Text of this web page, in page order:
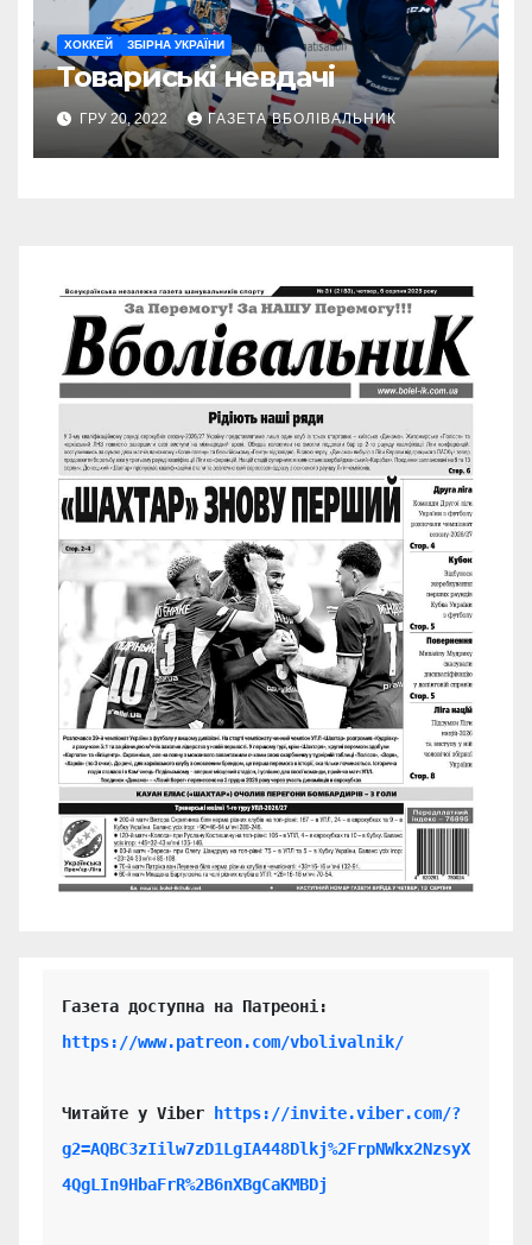
ХОККЕЙ ЗБІРНА УКРАЇНИ
Товариські невдачі
ГРУ 20, 2022 ГАЗЕТА ВБОЛІВАЛЬНИК
https://www.patreon.com/vbolivalnik/
Читайте у Viber
https://invite.viber.com/?
g2=AQBC3zIilw7zD1LgIA448Dlkj%2FrpNWkx2NzsyX
4QgLIn9HbaFrR%2B6nXBgCaKMBDj